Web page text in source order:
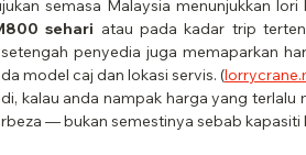
semasa Malaysia menunjukkan lori
sehari atau pada kadar trip
penyedia juga memaparkan
model caj dan lokasi servis. (
kalau anda nampak harga yang
— bukan semestinya sebab kapasiti